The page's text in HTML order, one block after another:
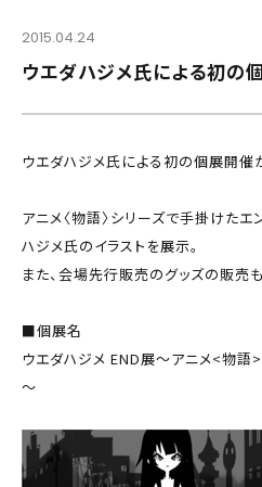
2015.04.24
ウエダハジメ氏による初の
ウエダハジメ氏による初の個展開催
アニメ〈物語〉シリーズで手掛けた
ハジメ氏のイラストを展示。
また、会場先行販売のグッズの販売
■個展名
ウエダハジメ END展～アニメ<物語
～